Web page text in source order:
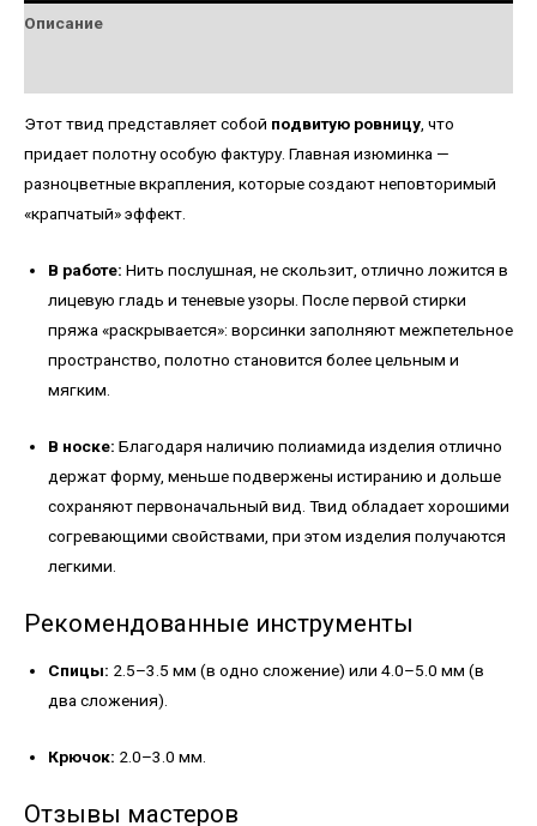
Описание
Этот твид представляет собой подвитую ровницу, что
придает полотну особую фактуру. Главная изюминка —
разноцветные вкрапления, которые создают неповторимый
«крапчатый» эффект.
В работе: Нить послушная, не скользит, отлично ложится в
лицевую гладь и теневые узоры. После первой стирки
пряжа «раскрывается»: ворсинки заполняют межпетельное
пространство, полотно становится более цельным и
мягким.
В носке: Благодаря наличию полиамида изделия отлично
держат форму, меньше подвержены истиранию и дольше
сохраняют первоначальный вид. Твид обладает хорошими
согревающими свойствами, при этом изделия получаются
легкими.
Рекомендованные инструменты
Спицы: 2.5–3.5 мм (в одно сложение) или 4.0–5.0 мм (в
два сложения).
Крючок: 2.0–3.0 мм.
Отзывы мастеров